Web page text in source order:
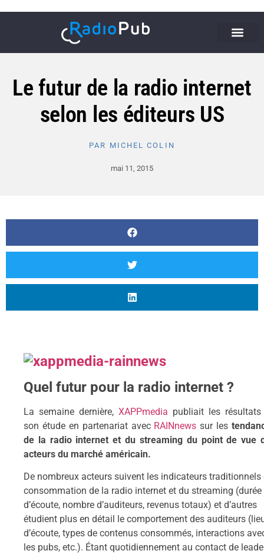
Le futur de la radio internet
selon les éditeurs US
PAR MICHEL COLIN
mai 11, 2015
Quel futur pour la radio internet ?
La semaine dernière, XAPPmedia publiait les résultats
son étude en partenariat avec RAINnews sur les
de la radio internet et du streaming du point de vue
acteurs du marché américain.
De nombreux acteurs suivent les indicateurs traditionnels
consommation de la radio internet et du streaming (durée
d’écoute, nombre d’auditeurs, revenus totaux) et d’autres
étudient plus en détail le comportement des auditeurs
d’écoute, types de contenus consommés, interactions
les pubs, etc.). Étant quotidiennement au contact de